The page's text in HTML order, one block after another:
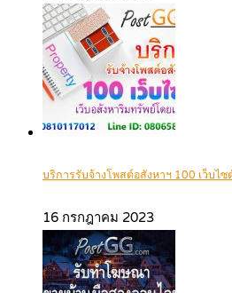
บริการรับจ้างโพสต์อสังหาฯ 100 เว็บไซ
16 กรกฎาคม 2023